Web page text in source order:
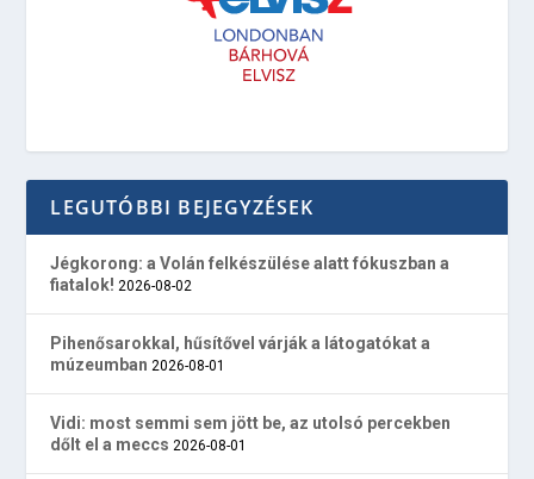
LEGUTÓBBI BEJEGYZÉSEK
Jégkorong: a Volán felkészülése alatt fókuszban a
fiatalok! 2026-08-02
Pihenősarokkal, hűsítővel várják a látogatókat a
múzeumban 2026-08-01
Vidi: most semmi sem jött be, az utolsó percekben
dőlt el a meccs 2026-08-01